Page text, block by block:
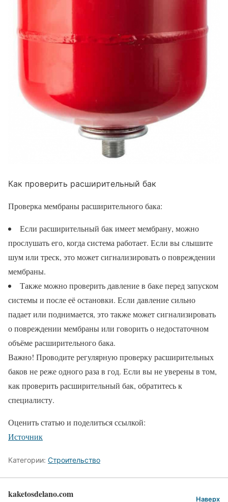
Как проверить расширительный бак
Проверка мембраны расширительного бака:
Если расширительный бак имеет мембрану, можно
прослушать его, когда система работает. Если вы слышите
шум или треск, это может сигнализировать о повреждении
мембраны.
Также можно проверить давление в баке перед запуском
системы и после её остановки. Если давление сильно
падает или поднимается, это также может сигнализировать
о повреждении мембраны или говорить о недостаточном
объёме расширительного бака.
Важно! Проводите регулярную проверку расширительных
баков не реже одного раза в год. Если вы не уверены в том,
как проверить расширительный бак, обратитесь к
специалисту.
Оценить статью и поделиться ссылкой:
Источник
Категории: Строительство
kaketosdelano.com Наверх